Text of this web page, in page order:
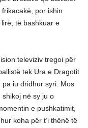
por ishin
të bashkuar e
televiziv tregoi për
tek Ura e Dragotit
iu dridhur syri. Mos
shikoj në sy ju o
e pushkatimit,
koha për t’i thënë të